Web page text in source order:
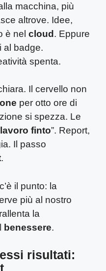
macchina, più
altrove. Idee,
è nel cloud. Eppure
al badge.
spenta.
Il cervello non
per otto ore di
si spezza. Le
lavoro finto”. Report,
Il passo
.
il punto: la
più al nostro
la
benessere.
risultati: